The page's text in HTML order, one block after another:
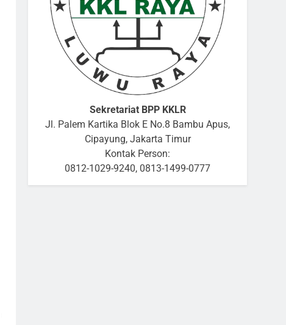
Sekretariat BPP KKLR
Jl. Palem Kartika Blok E No.8 Bambu Apus,
Cipayung, Jakarta Timur
Kontak Person:
0812-1029-9240, 0813-1499-0777